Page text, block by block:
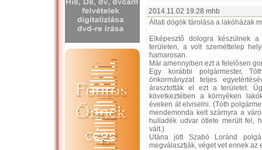
2014.11.02 19:28 mhb
Állati dögök tárolása a lakóházak
Elképesztõ dologra készülnek
területen, a volt szeméttelep
hamarosan.
Már amennyiben ezt a felelõsen
Egy korábbi polgármester,
önkormányzat teljes
árasztották el ezt a területet.
következtében a környéken
éveken át elviselni. (Tóth
mendemonda kelt szárnyra a
hulladék udvar ötlete merült fel,
vált.)
Utána jött Szabó Loránd
megválasztják, véget vet ennek az